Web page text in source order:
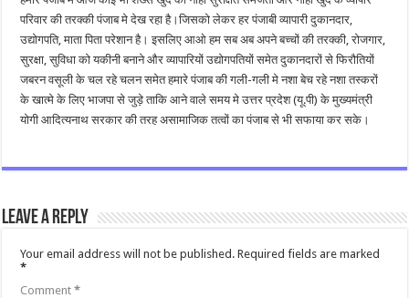
परिवार की तरक्की पंजाब मे देख रहा है।जिसको लेकर हर पंजाबी व्यापारी दुकानदार,
उद्योगपति, माता पिता परेशान है। इसलिए आओ हम सब अब अपने बच्चों की तरक्की, रोजगार,
सुरक्षा, सुविधा को यकीनी बनाने और व्यापारियों उद्योगपतियों समेत दुकानदारों से फिरौतियों
जबरन वसूली के चल रहे चलन समेत हमारे पंजाब की गली-गली मे नशा बेच रहे नशा तस्करों
के खात्मे के लिए भाजपा से जुड़े ताकि आने वाले समय मे उत्तर प्रदेश (यू.पी) के मुख्यमंत्री
योगी आदित्यनाथ सरकार की तरह असामाजिक तत्वों का पंजाब से भी सफाया कर सके।
Leave a Reply
Your email address will not be published. Required fields are marked
*
Comment*